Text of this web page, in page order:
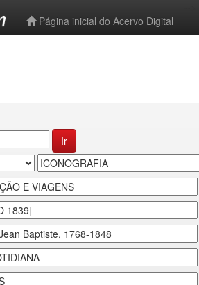
Página inicial do Acervo Digital